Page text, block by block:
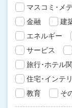
マスコミ･メ
金融
建
エネルギー
サービス
旅行･ホテル
住宅･インテ
教育
そ